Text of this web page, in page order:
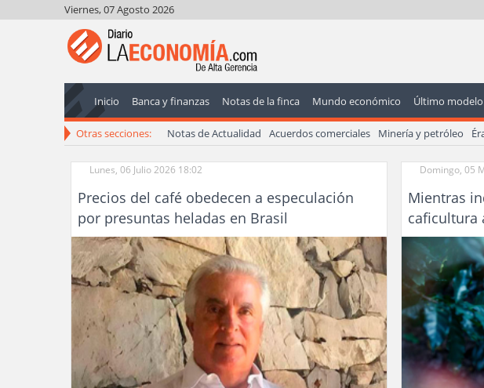
Viernes, 07 Agosto 2026
Inicio Banca y finanzas Notas de la finca Mundo económico Último modelo
Otras secciones: Notas de Actualidad Acuerdos comerciales Minería y petróleo
Lunes, 06 Julio 2026 18:02
Precios del café obedecen a especulación
por presuntas heladas en Brasil
Domingo, 05
Mientras
caficultura